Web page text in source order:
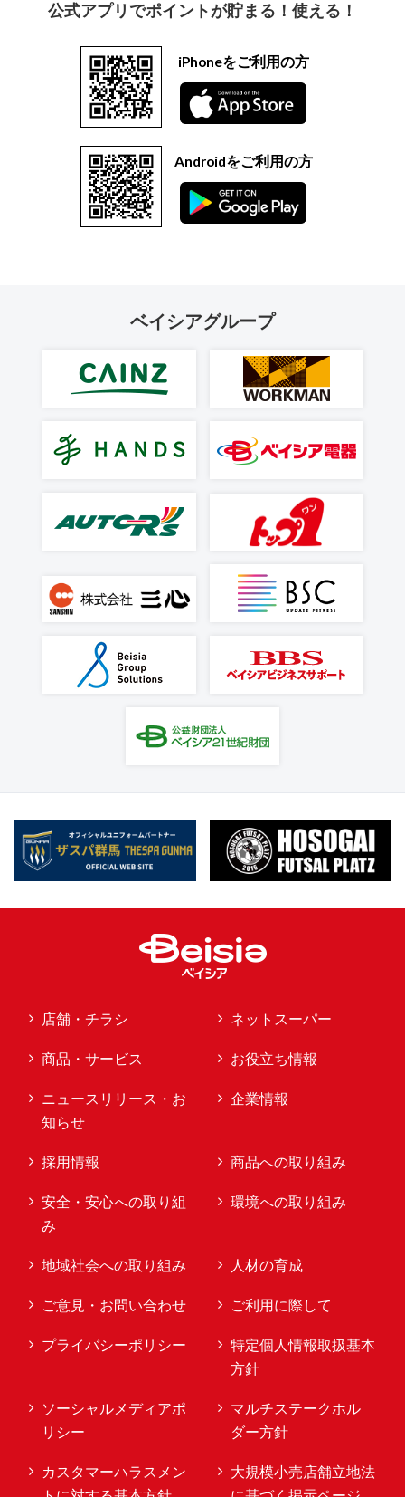
公式アプリでポイントが貯まる！使える！
iPhoneをご利用の方
Androidをご利用の方
ベイシアグループ
店舗・チラシ ネットスーパー
商品・サービス お役立ち情報
ニュースリリース・お
知らせ
企業情報
採用情報 商品への取り組み
安全・安心への取り組
み
環境への取り組み
地域社会への取り組み 人材の育成
ご意見・お問い合わせ ご利用に際して
プライバシーポリシー
特定個人情報取扱基本
方針
ソーシャルメディアポ
リシー
マルチステークホル
ダー方針
カスタマーハラスメン
大規模小売店舗立地法